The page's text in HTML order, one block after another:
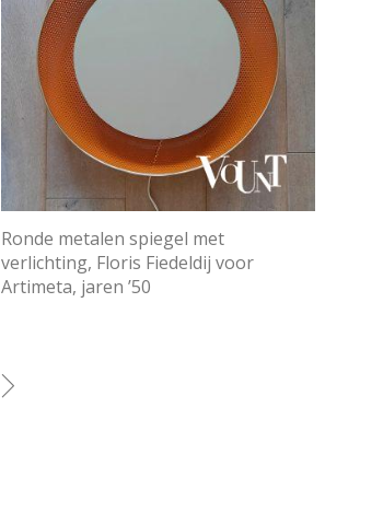
Ronde metalen spiegel met
verlichting, Floris Fiedeldij voor
Artimeta, jaren ’50